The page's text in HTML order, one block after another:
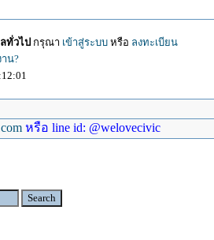
ทั่วไป กรุณา เข้าสู่ระบบหรือ ลงทะเบียน
น?
หรือ line id: @welovecivic